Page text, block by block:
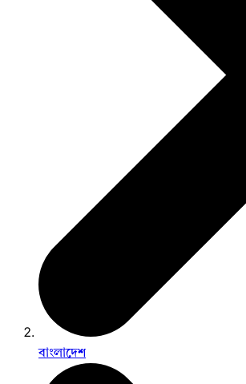
বাংলাদেশ